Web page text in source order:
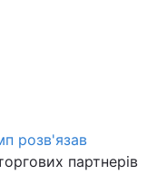
розв'язав
партнерів